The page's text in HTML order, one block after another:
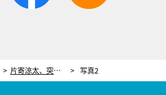
片寄涼太、突然のバックハグ！『波よ聞いてくれ』スピンオフ完結で“恋の奇跡”は起きるのか 写真2